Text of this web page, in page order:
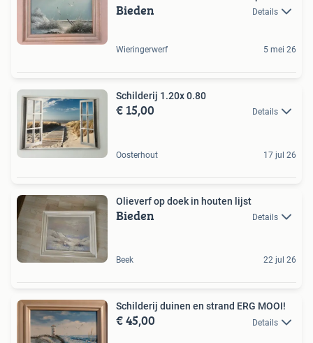
Bieden Details
Wieringerwerf 5 mei 26
Schilderij 1.20x 0.80
€ 15,00 Details
Oosterhout 17 jul 26
Olieverf op doek in houten lijst
Bieden Details
Beek 22 jul 26
Schilderij duinen en strand ERG MOOI!
€ 45,00 Details